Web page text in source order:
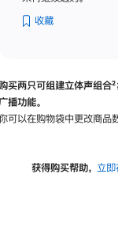
收藏
购买两只可组建立体声组合²
广播功能。
可以在购物袋中更改商品数
获得购买帮助， 立即